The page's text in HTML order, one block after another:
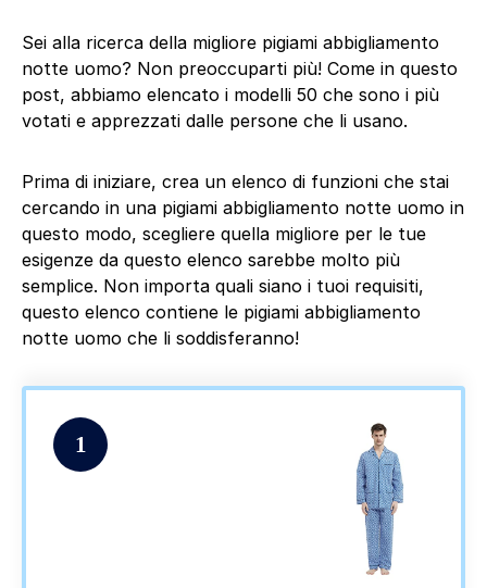
Sei alla ricerca della migliore pigiami abbigliamento
notte uomo? Non preoccuparti più! Come in questo
post, abbiamo elencato i modelli 50 che sono i più
votati e apprezzati dalle persone che li usano.
Prima di iniziare, crea un elenco di funzioni che stai
cercando in una pigiami abbigliamento notte uomo in
questo modo, scegliere quella migliore per le tue
esigenze da questo elenco sarebbe molto più
semplice. Non importa quali siano i tuoi requisiti,
questo elenco contiene le pigiami abbigliamento
notte uomo che li soddisferanno!
1